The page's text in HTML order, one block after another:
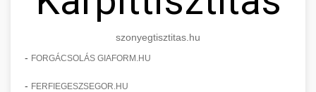
szonyegtisztitas.hu
- FORGÁCSOLÁS GIAFORM.HU
- FERFIEGESZSEGOR.HU